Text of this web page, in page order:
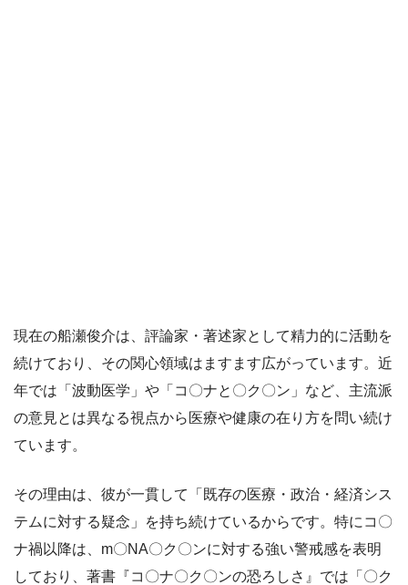
現在の船瀬俊介は、評論家・著述家として精力的に活動を
続けており、その関心領域はますます広がっています。近
年では「波動医学」や「コ〇ナと〇ク〇ン」など、主流派
の意見とは異なる視点から医療や健康の在り方を問い続け
ています。
その理由は、彼が一貫して「既存の医療・政治・経済シス
テムに対する疑念」を持ち続けているからです。特にコ〇
ナ禍以降は、m〇NA〇ク〇ンに対する強い警戒感を表明
しており、著書『コ〇ナ〇ク〇ンの恐ろしさ』では「〇ク